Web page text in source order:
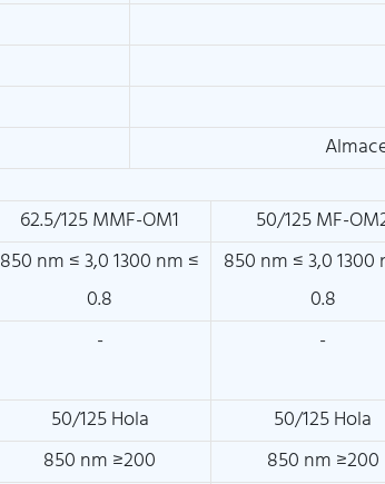
62.5/125 MMF-OM1 50/125 MF-
850 nm ≤ 3,0 1300 nm ≤
0.8
850 nm ≤ 3,0 1300
0.8
- -
50/125 Hola 50/125 Hola
850 nm ≥200 850 nm ≥200